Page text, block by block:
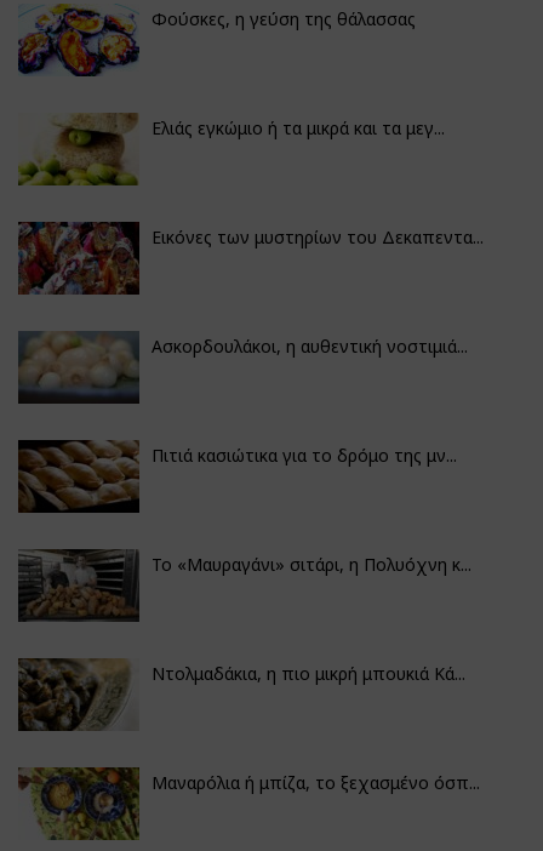
Φούσκες, η γεύση της θάλασσας
Ελιάς εγκώμιο ή τα μικρά και τα μεγ...
Εικόνες των μυστηρίων του Δεκαπεντα...
Ασκορδουλάκοι, η αυθεντική νοστιμιά...
Πιτιά κασιώτικα για το δρόμο της μν...
Το «Μαυραγάνι» σιτάρι, η Πολυόχνη κ...
Ντολμαδάκια, η πιο μικρή μπουκιά Κά...
Μαναρόλια ή μπίζα, το ξεχασμένο όσπ...